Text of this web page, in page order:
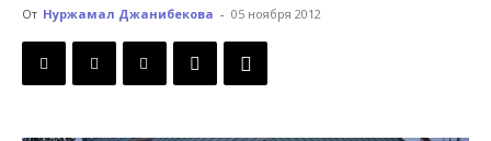
Кыргызстана
От Нуржамал Джанибекова - 05 ноября 2012